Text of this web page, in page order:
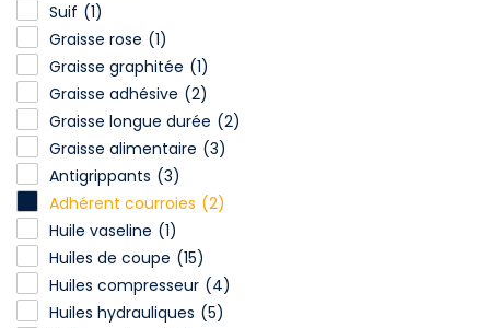
Suif (1)
Graisse rose (1)
Graisse graphitée (1)
Graisse adhésive (2)
Graisse longue durée (2)
Graisse alimentaire (3)
Antigrippants (3)
Adhérent courroies (2)
Huile vaseline (1)
Huiles de coupe (15)
Huiles compresseur (4)
Huiles hydrauliques (5)